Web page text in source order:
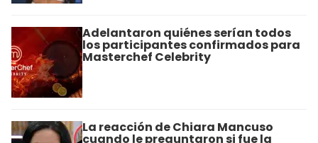
Adelantaron quiénes serían todos
los participantes confirmados para
Masterchef Celebrity
La reacción de Chiara Mancuso
cuando le preguntaron si fue la